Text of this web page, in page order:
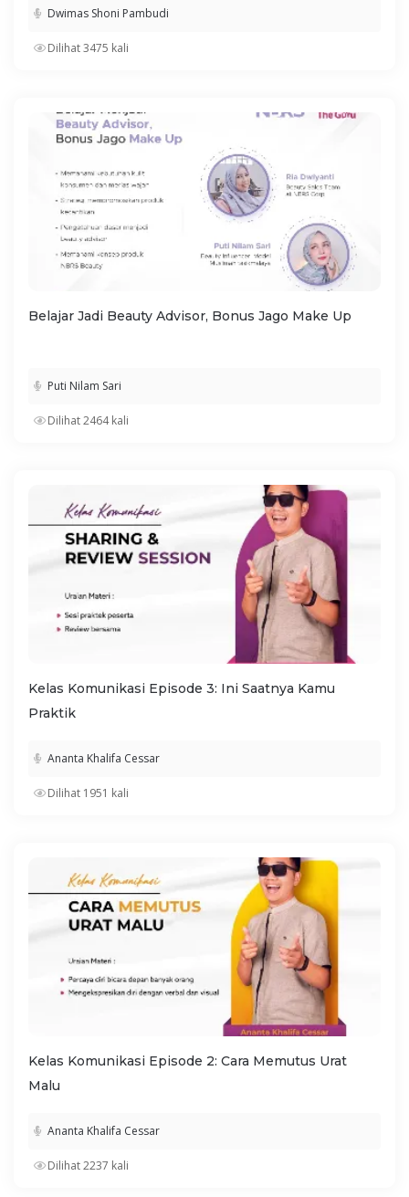
Dwimas Shoni Pambudi
Dilihat 3475 kali
Belajar Jadi Beauty Advisor, Bonus Jago Make Up
Puti Nilam Sari
Dilihat 2464 kali
Kelas Komunikasi Episode 3: Ini Saatnya Kamu
Praktik
Ananta Khalifa Cessar
Dilihat 1951 kali
Kelas Komunikasi Episode 2: Cara Memutus Urat
Malu
Ananta Khalifa Cessar
Dilihat 2237 kali